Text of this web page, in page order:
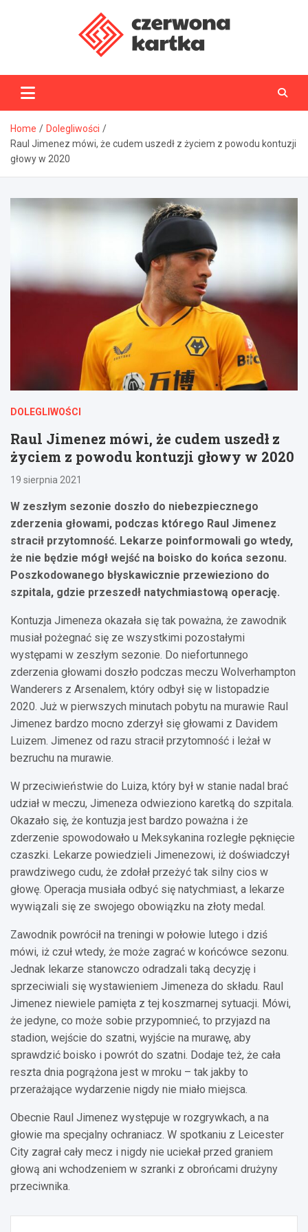
CzerwonaKartka.pl
Home
Dolegliwości
Raul Jimenez mówi, że cudem uszedł z życiem z powodu kontuzji
głowy w 2020
DOLEGLIWOŚCI
Raul Jimenez mówi, że cudem uszedł z
życiem z powodu kontuzji głowy w 2020
19 sierpnia 2021
W zeszłym sezonie doszło do niebezpiecznego
zderzenia głowami, podczas którego Raul Jimenez
stracił przytomność. Lekarze poinformowali go wtedy,
że nie będzie mógł wejść na boisko do końca sezonu.
Poszkodowanego błyskawicznie przewieziono do
szpitala, gdzie przeszedł natychmiastową operację.
Kontuzja Jimeneza okazała się tak poważna, że zawodnik
musiał pożegnać się ze wszystkimi pozostałymi
występami w zeszłym sezonie. Do niefortunnego
zderzenia głowami doszło podczas meczu Wolverhampton
Wanderers z Arsenalem, który odbył się w listopadzie
2020. Już w pierwszych minutach pobytu na murawie Raul
Jimenez bardzo mocno zderzył się głowami z Davidem
Luizem. Jimenez od razu stracił przytomność i leżał w
bezruchu na murawie.
W przeciwieństwie do Luiza, który był w stanie nadal brać
udział w meczu, Jimeneza odwieziono karetką do szpitala.
Okazało się, że kontuzja jest bardzo poważna i że
zderzenie spowodowało u Meksykanina rozległe pęknięcie
czaszki. Lekarze powiedzieli Jimenezowi, iż doświadczył
prawdziwego cudu, że zdołał przeżyć tak silny cios w
głowę. Operacja musiała odbyć się natychmiast, a lekarze
wywiązali się ze swojego obowiązku na złoty medal.
Zawodnik powrócił na treningi w połowie lutego i dziś
mówi, iż czuł wtedy, że może zagrać w końcówce sezonu.
Jednak lekarze stanowczo odradzali taką decyzję i
sprzeciwiali się wystawieniem Jimeneza do składu. Raul
Jimenez niewiele pamięta z tej koszmarnej sytuacji. Mówi,
że jedyne, co może sobie przypomnieć, to przyjazd na
stadion, wejście do szatni, wyjście na murawę, aby
sprawdzić boisko i powrót do szatni. Dodaje też, że cała
reszta dnia pogrążona jest w mroku – tak jakby to
przerażające wydarzenie nigdy nie miało miejsca.
Obecnie Raul Jimenez występuje w rozgrywkach, a na
głowie ma specjalny ochraniacz. W spotkaniu z Leicester
City zagrał cały mecz i nigdy nie uciekał przed graniem
głową ani wchodzeniem w szranki z obrońcami drużyny
przeciwnika.